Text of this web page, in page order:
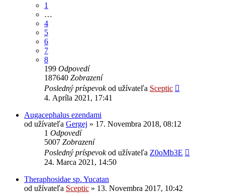
1
…
4
5
6
7
8
199 Odpovedí
187640 Zobrazení
Posledný príspevokod užívateľa Sceptic
4. Apríla 2021, 17:41
Augacephalus ezendami
od užívateľa Gergej » 17. Novembra 2018, 08:12
1 Odpovedí
5007 Zobrazení
Posledný príspevokod užívateľa Z0oMb3E
24. Marca 2021, 14:50
Theraphosidae sp. Yucatan
od užívateľa Sceptic » 13. Novembra 2017, 10:42